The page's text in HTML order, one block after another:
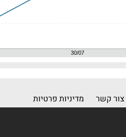
צור קשר מדיניות פרטיות